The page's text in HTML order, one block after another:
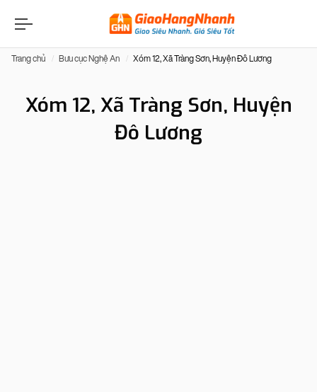
Trang chủ Bưu cục Nghệ An Xóm 12, Xã Tràng Sơn, Huyện Đô Lương
Xóm 12, Xã Tràng Sơn, Huyện
Đô Lương